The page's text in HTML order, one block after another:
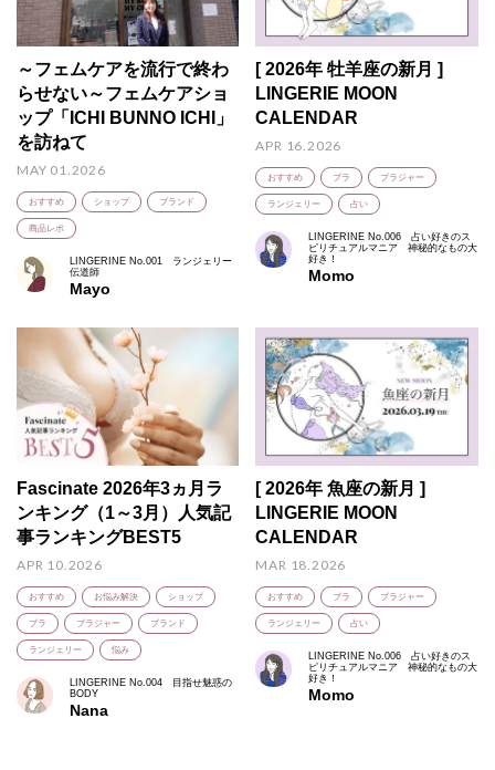
～フェムケアを流行で終わ
らせない～フェムケアショ
ップ「ICHI BUNNO ICHI」
を訪ねて
MAY 01.2026
おすすめ ショップ ブランド
商品レポ
LINGERINE No.001 ランジェリー
伝道師
Mayo
[ 2026年 牡羊座の新月 ]
LINGERIE MOON
CALENDAR
APR 16.2026
おすすめ ブラ ブラジャー
ランジェリー 占い
LINGERINE No.006 占い好きのス
ピリチュアルマニア 神秘的なもの大
好き！
Momo
Fascinate 2026年3ヵ月ラ
ンキング（1～3月）人気記
事ランキングBEST5
APR 10.2026
おすすめ お悩み解決 ショップ
ブラ ブラジャー ブランド
ランジェリー 悩み
LINGERINE No.004 目指せ魅惑の
BODY
Nana
[ 2026年 魚座の新月 ]
LINGERIE MOON
CALENDAR
MAR 18.2026
おすすめ ブラ ブラジャー
ランジェリー 占い
LINGERINE No.006 占い好きのス
ピリチュアルマニア 神秘的なもの大
好き！
Momo